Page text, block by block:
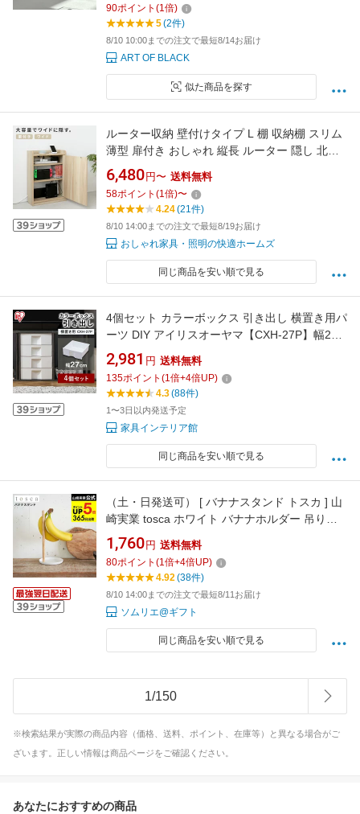
90ポイント (1倍)
5(2件)
8/10 10:00までの注文で最短8/14お届け
ART OF BLACK
似た商品を探す
ルーター収納 壁付けタイプ L 棚 収納棚 スリム
薄型 扉付き おしゃれ 縦長 ルーター 隠し 北欧
木製 収納ボックス ラック ケーブルボックス イ
ンテリア 電話台 シンプル 高さ63cm 大容量 ワ
イド ケーブル収納 wi-fi コード収納 配線隠し 充
電 ゲーム 収納家具 おしゃれ家具
6,480 円〜 送料無料
58ポイント (1倍)〜
4.24(21件)
8/10 14:00までの注文で最短8/19お届け
おしゃれ家具・照明の快適ホームズ
同じ商品を安い順で見る
4個セット カラーボックス 引き出し 横置き用パ
ーツ DIY アイリスオーヤマ【CXH-27P】幅27×
奥行27×高さ9cm【P2】 一人暮らし
2,981 円 送料無料
135ポイント (1倍+4倍UP)
4.3(88件)
1〜3日以内発送予定
家具インテリア館
同じ商品を安い順で見る
（土・日発送可） [ バナナスタンド トスカ ] 山
崎実業 tosca ホワイト バナナホルダー 吊り下
げ バナナ置き ナチュラル おしゃれ 2411 タワ
ーシリーズ JGS 最強配送 dej cpj 送料無料
1,760 円 送料無料
80ポイント (1倍+4倍UP)
4.92(38件)
8/10 14:00までの注文で最短8/11お届け
ソムリエ@ギフト
同じ商品を安い順で見る
1/150
※検索結果が実際の商品内容（価格、送料、ポイント、在庫等）と異なる場合がご
ざいます。正しい情報は商品ページをご確認ください。
あなたにおすすめの商品